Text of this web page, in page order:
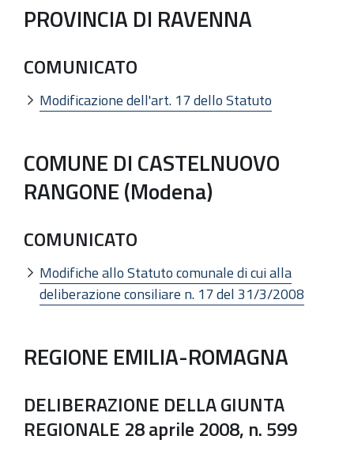
PROVINCIA DI RAVENNA
COMUNICATO
Modificazione dell'art. 17 dello Statuto
COMUNE DI CASTELNUOVO
RANGONE (Modena)
COMUNICATO
Modifiche allo Statuto comunale di cui alla
deliberazione consiliare n. 17 del 31/3/2008
REGIONE EMILIA-ROMAGNA
DELIBERAZIONE DELLA GIUNTA
REGIONALE 28 aprile 2008, n. 599